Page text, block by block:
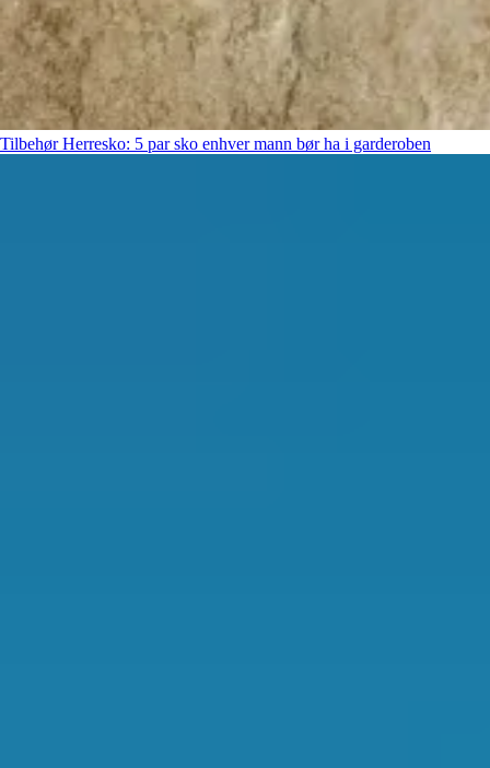
Tilbehør Herresko: 5 par sko enhver mann bør ha i garderoben